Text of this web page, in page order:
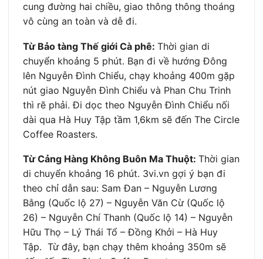
cung đường hai chiều, giao thông thông thoáng
vô cùng an toàn và dễ đi.
Từ Bảo tàng Thế giới Cà phê: Thời gian di
chuyển khoảng 5 phút. Bạn đi về hướng Đông
lên Nguyễn Đình Chiểu, chạy khoảng 400m gặp
nút giao Nguyễn Đình Chiểu và Phan Chu Trinh
thì rẽ phải. Đi dọc theo Nguyễn Đình Chiểu nối
dài qua Hà Huy Tập tầm 1,6km sẽ đến The Circle
Coffee Roasters.
Từ Cảng Hàng Không Buôn Ma Thuột: Thời gian
di chuyển khoảng 16 phút. 3vi.vn gợi ý bạn đi
theo chỉ dẫn sau: Sam Đan – Nguyễn Lương
Bằng (Quốc lộ 27) – Nguyễn Văn Cừ (Quốc lộ
26) – Nguyễn Chí Thanh (Quốc lộ 14) – Nguyễn
Hữu Thọ – Lý Thái Tổ – Đồng Khởi – Hà Huy
Tập. Từ đây, bạn chạy thêm khoảng 350m sẽ